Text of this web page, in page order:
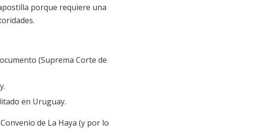
porque requiere una
(Suprema Corte de
en Uruguay.
de La Haya (y por lo